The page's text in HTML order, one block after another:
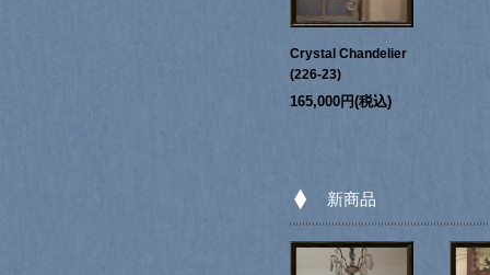
Crystal Chandelier
(226-23)
165,000円(税込)
新商品